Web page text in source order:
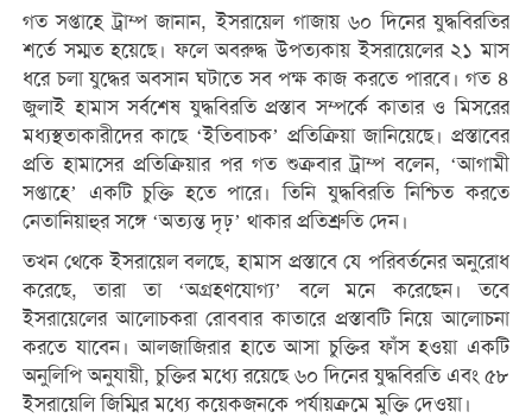
গত সপ্তাহে ট্রাম্প জানান, ইসরায়েল গাজায় ৬০ দিনের যুদ্ধবিরতির
শর্তে সম্মত হয়েছে। ফলে অবরুদ্ধ উপত্যকায় ইসরায়েলের ২১ মাস
ধরে চলা যুদ্ধের অবসান ঘটাতে সব পক্ষ কাজ করতে পারবে। গত ৪
জুলাই হামাস সর্বশেষ যুদ্ধবিরতি প্রস্তাব সম্পর্কে কাতার ও মিসরের
মধ্যস্থতাকারীদের কাছে ‘ইতিবাচক’ প্রতিক্রিয়া জানিয়েছে। প্রস্তাবের
প্রতি হামাসের প্রতিক্রিয়ার পর গত শুক্রবার ট্রাম্প বলেন, ‘আগামী
সপ্তাহে’ একটি চুক্তি হতে পারে। তিনি যুদ্ধবিরতি নিশ্চিত করতে
নেতানিয়াহুর সঙ্গে ‘অত্যন্ত দৃঢ়’ থাকার প্রতিশ্রুতি দেন।
তখন থেকে ইসরায়েল বলছে, হামাস প্রস্তাবে যে পরিবর্তনের অনুরোধ
করেছে, তারা তা ‘অগ্রহণযোগ্য’ বলে মনে করেছেন। তবে
ইসরায়েলের আলোচকরা রোববার কাতারে প্রস্তাবটি নিয়ে আলোচনা
করতে যাবেন। আলজাজিরার হাতে আসা চুক্তির ফাঁস হওয়া একটি
অনুলিপি অনুযায়ী, চুক্তির মধ্যে রয়েছে ৬০ দিনের যুদ্ধবিরতি এবং ৫৮
ইসরায়েলি জিম্মির মধ্যে কয়েকজনকে পর্যায়ক্রমে মুক্তি দেওয়া।